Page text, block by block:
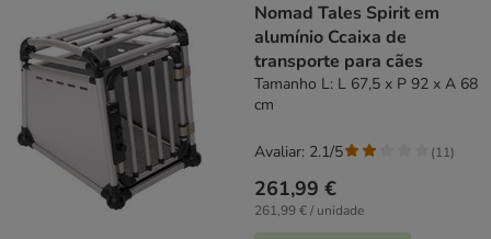
Nomad Tales Spirit em
alumínio Ccaixa de
transporte para cães
Tamanho L: L 67,5 x P 92 x A 68
cm
261,99 €
261,99 € / unidade
Avaliar: 2.1/5 (11)